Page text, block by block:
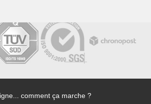
comment ça marche ?